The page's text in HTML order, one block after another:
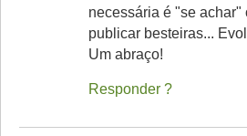
necessária é "se achar"
publicar besteiras...
Um abraço!
Responder